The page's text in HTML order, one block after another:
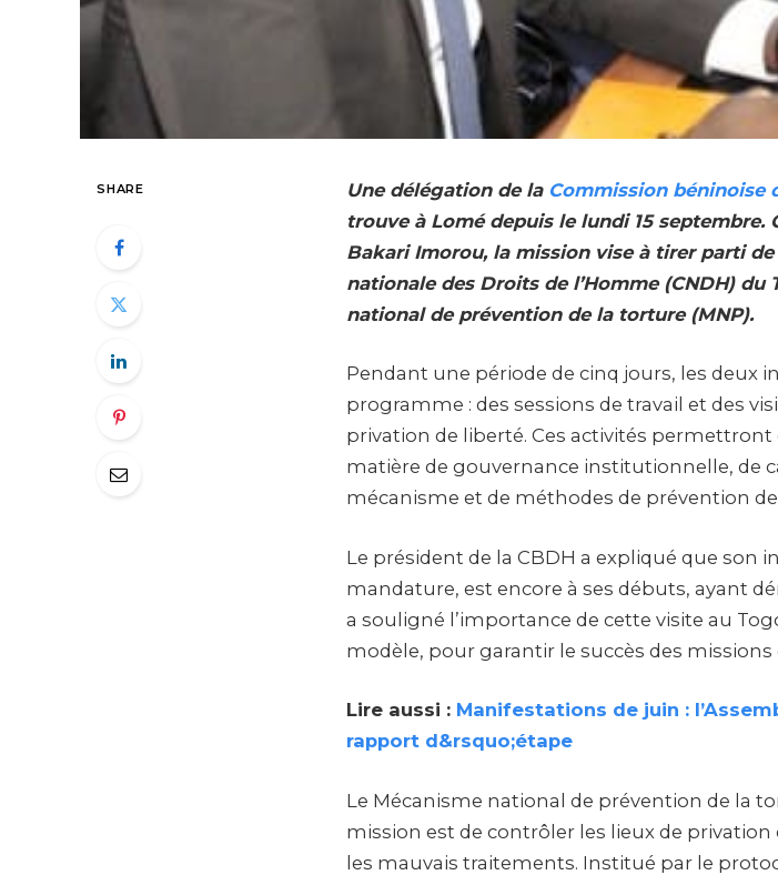
SHARE Une délégation de la Commission béninoise
trouve à Lomé depuis le lundi 15
Bakari Imorou, la mission vise à tirer parti
nationale des Droits de l’Homme (CNDH)
national de prévention de la torture (MNP).
Pendant une période de cinq jours, les deux
programme : des sessions de travail et des
privation de liberté. Ces activités
matière de gouvernance institutionnelle, de
mécanisme et de méthodes de prévention
Le président de la CBDH a expliqué que son
mandature, est encore à ses débuts, ayant
a souligné l’importance de cette visite au
modèle, pour garantir le succès des
Lire aussi : Manifestations de juin :
rapport d&rsquo;étape
Le Mécanisme national de prévention de la
mission est de contrôler les lieux de
les mauvais traitements. Institué par le